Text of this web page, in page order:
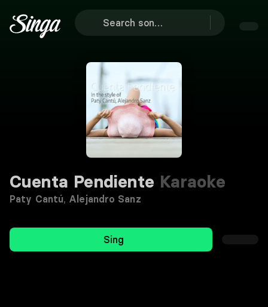
Cuenta Pendiente Karaoke
Paty Cantú, Alejandro Sanz
Sing